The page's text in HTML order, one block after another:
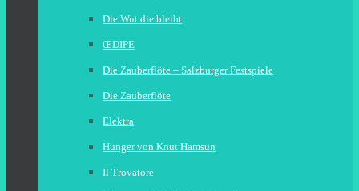
Die Wut die bleibt
ŒDIPE
Die Zauberflöte – Salzburger Festspiele
Die Zauberflöte
Elektra
Hunger von Knut Hamsun
Il Trovatore